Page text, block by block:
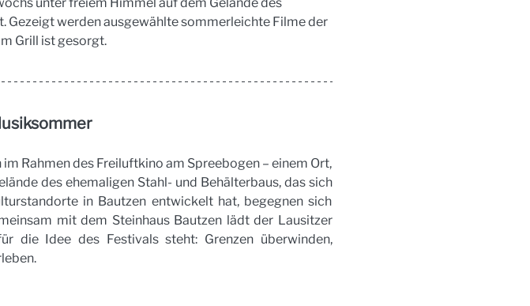
Gezeigt werden ausgewählte sommerleichte Filme der
Grill ist gesorgt.
Rahmen des Freiluftkino am Spreebogen – einem Ort,
des ehemaligen Stahl- und Behälterbaus, das sich
in Bautzen entwickelt hat, begegnen sich
mit dem Steinhaus Bautzen lädt der Lausitzer
die Idee des Festivals steht: Grenzen überwinden,